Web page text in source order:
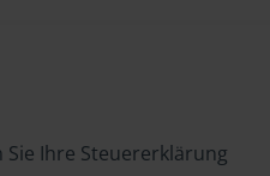
Sie Ihre Steuererklärung